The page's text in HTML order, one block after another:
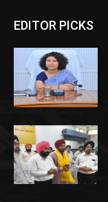
EDITOR PICKS